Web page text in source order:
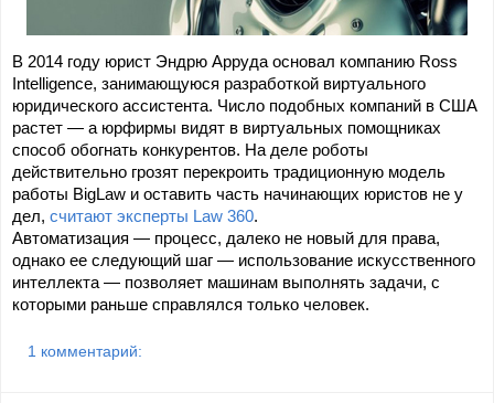
В 2014 году юрист Эндрю Арруда основал компанию Ross
Intelligence, занимающуюся разработкой виртуального
юридического ассистента. Число подобных компаний в США
растет — а юрфирмы видят в виртуальных помощниках
способ обогнать конкурентов. На деле роботы
действительно грозят перекроить традиционную модель
работы BigLaw и оставить часть начинающих юристов не у
дел, считают эксперты Law 360.
Автоматизация — процесс, далеко не новый для права,
однако ее следующий шаг — использование искусственного
интеллекта — позволяет машинам выполнять задачи, с
которыми раньше справлялся только человек.
1 комментарий: